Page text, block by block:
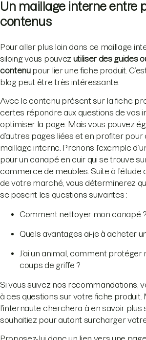
Un maillage interne entre
contenus
Pour aller plus loin dans ce maillage
siloing vous pouvez utiliser des guides
contenupour lier une fiche produit.
blog peut être très intéressante.
Avec le contenu présent sur la fiche
certes répondre aux questions de vos
optimiser la page. Mais vous pouvez
d’autres pages liées et en profiter
maillage interne. Prenons l’exemple
pour un canapé en cuir qui se trouve
commerce de meubles. Suite à l’étude
de votre marché, vous déterminerez
se posent les questions suivantes :
Comment nettoyer mon canapé ?
Quels avantages ai-je à acheter
J’ai un animal, comment
coups de griffe ?
Si vous suivez nos recommandations,
à ces questions sur votre fiche produit.
l’internaute cherchera à en savoir plus
souhaitiez pour autant surcharger